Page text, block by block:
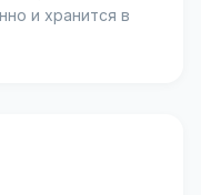
и хранится в